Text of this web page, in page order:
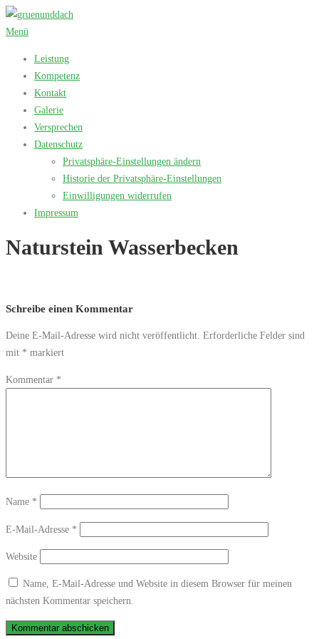
Zum
Inhalt
Menü
Leistung
Kompetenz
Kontakt
Galerie
Versprechen
Datenschutz
Privatsphäre-Einstellungen ändern
Historie der Privatsphäre-Einstellungen
Einwilligungen widerrufen
Impressum
Naturstein Wasserbecken
Schreibe einen Kommentar
Deine E-Mail-Adresse wird nicht veröffentlicht. Erforderliche Felder sind
mit * markiert
Kommentar *
Name *
E-Mail-Adresse *
Website
Name, E-Mail-Adresse und Website in diesem Browser für meinen
nächsten Kommentar speichern.